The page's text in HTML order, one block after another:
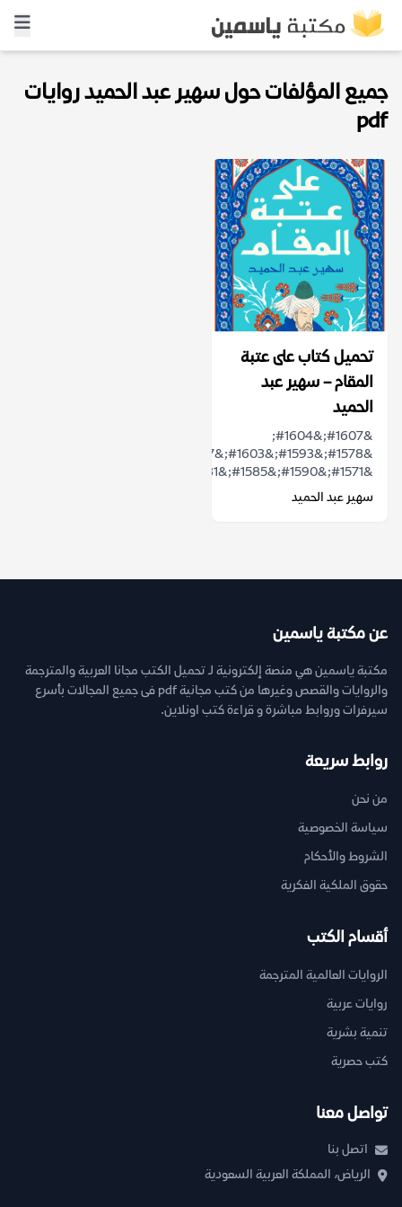
جميع المؤلفات حول سهير عبد الحميد روايات
pdf
تحميل كتاب على عتبة
المقام – سهير عبد
الحميد
&#1607;&#1604;
&#1571;&#1590;&#1585;&#1581;&#1577;...
سهير عبد الحميد
عن مكتبة ياسمين
مكتبة ياسمين هي منصة إلكترونية لـ تحميل الكتب مجانا العربية والمترجمة
والروايات والقصص وغيرها من كتب مجانية pdf فى جميع المجالات بأسرع
سيرفرات وروابط مباشرة و قراءة كتب اونلاين.
روابط سريعة
من نحن
سياسة الخصوصية
الشروط والأحكام
حقوق الملكية الفكرية
أقسام الكتب
الروايات العالمية المترجمة
روايات عربية
تنمية بشرية
كتب حصرية
تواصل معنا
اتصل بنا
الرياض، المملكة العربية السعودية